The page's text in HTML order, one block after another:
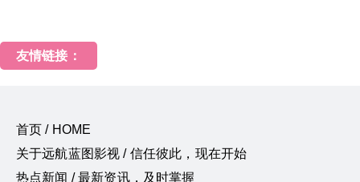
友情链接：
首页 / HOME
关于远航蓝图影视 / 信任彼此，现在开始
热点新闻 / 最新资讯，及时掌握